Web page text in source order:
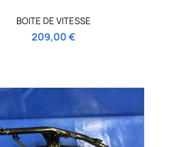
BOITE DE VITESSE
209,00 €